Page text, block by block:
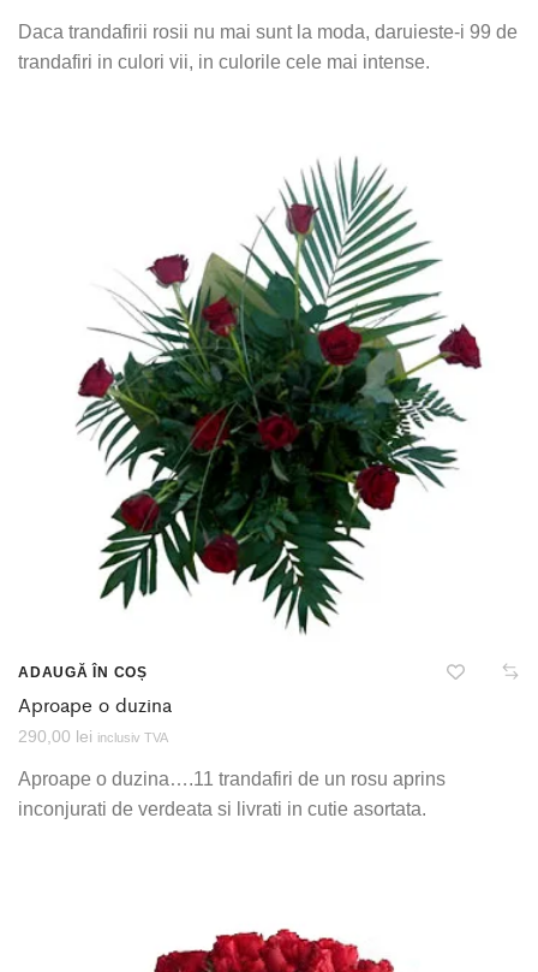
Daca trandafirii rosii nu mai sunt la moda, daruieste-i 99 de
trandafiri in culori vii, in culorile cele mai intense.
ADAUGĂ ÎN COȘ
Aproape o duzina
290,00 lei inclusiv TVA
Aproape o duzina….11 trandafiri de un rosu aprins
inconjurati de verdeata si livrati in cutie asortata.